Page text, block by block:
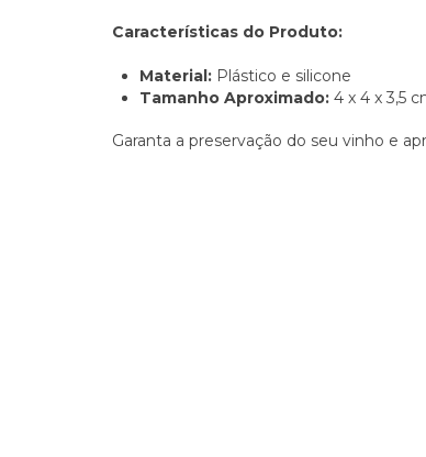
Características do Produto:
Material: Plástico e silicone
Tamanho Aproximado: 4 x 4 x 3,5
Garanta a preservação do seu vinho e